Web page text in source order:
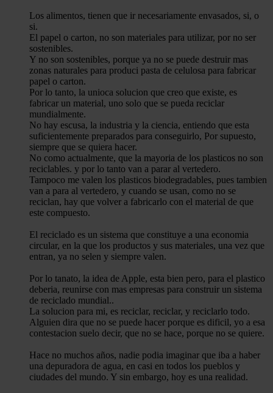
Los alimentos, tienen que ir necesariamente envasados, si, o
si.
El papel o carton, no son materiales para utilizar, por no ser
sostenibles.
Y no son sostenibles, porque ya no se puede destruir mas
zonas naturales para produci pasta de celulosa para fabricar
papel o carton.
Por lo tanto, la unioca solucion que creo que existe, es
fabricar un material, uno solo que se pueda reciclar
mundialmente.
No hay escusa, la industria y la ciencia, entiendo que esta
suficientemente preparados para conseguirlo, Por supuesto,
siempre que se quiera hacer.
No como actualmente, que la mayoria de los plasticos no son
reciclables. y por lo tanto van a parar al vertedero.
Tampoco me valen los plasticos biodegradables, pues tambien
van a para al vertedero, y cuando se usan, como no se
reciclan, hay que volver a fabricarlo con el material de que
este compuesto.
El reciclado es un sistema que constituye a una economia
circular, en la que los productos y sus materiales, una vez que
entran, ya no selen y siempre valen.
Por lo tanato, la idea de Apple, esta bien pero, para el plastico
deberia, reunirse con mas empresas para construir un sistema
de reciclado mundial..
La solucion para mi, es reciclar, reciclar, y reciclarlo todo.
Alguien dira que no se puede hacer porque es dificil, yo a esa
contestacion suelo decir, que no se hace, porque no se quiere.
Hace no muchos años, nadie podia imaginar que iba a haber
una depuradora de agua, en casi en todos los pueblos y
ciudades del mundo. Y sin embargo, hoy es una realidad.